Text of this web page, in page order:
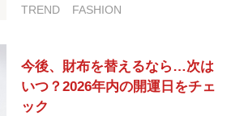
TREND
FASHION
今後、財布を替えるなら…次は
いつ？2026年内の開運日をチェ
ック